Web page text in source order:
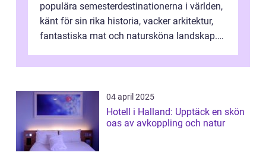
populära semesterdestinationerna i världen,
känt för sin rika historia, vacker arkitektur,
fantastiska mat och natursköna landskap.
04 april 2025
Hotell i Halland: Upptäck en skön
oas av avkoppling och natur